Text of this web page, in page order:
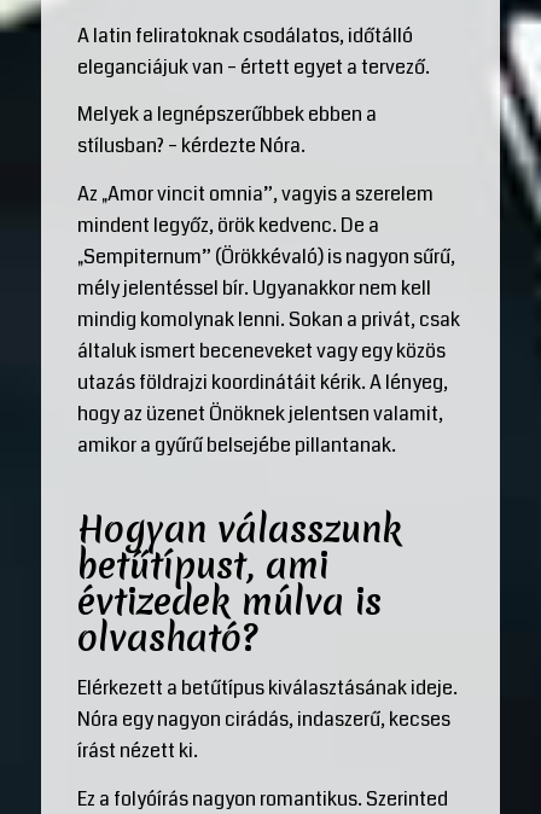
A latin feliratoknak csodálatos, időtálló
eleganciájuk van – értett egyet a tervező.
Melyek a legnépszerűbbek ebben a
stílusban? – kérdezte Nóra.
Az „Amor vincit omnia”, vagyis a szerelem
mindent legyőz, örök kedvenc. De a
„Sempiternum” (Örökkévaló) is nagyon sűrű,
mély jelentéssel bír. Ugyanakkor nem kell
mindig komolynak lenni. Sokan a privát, csak
általuk ismert beceneveket vagy egy közös
utazás földrajzi koordinátáit kérik. A lényeg,
hogy az üzenet Önöknek jelentsen valamit,
amikor a gyűrű belsejébe pillantanak.
Hogyan válasszunk
betűtípust, ami
évtizedek múlva is
olvasható?
Elérkezett a betűtípus kiválasztásának ideje.
Nóra egy nagyon cirádás, indaszerű, kecses
írást nézett ki.
Ez a folyóírás nagyon romantikus. Szerinted